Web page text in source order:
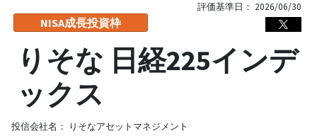
NISA成長投資枠
評価基準日： 2026/06/30
りそな 日経225インデ
ックス
投信会社名： りそなアセットマネジメント